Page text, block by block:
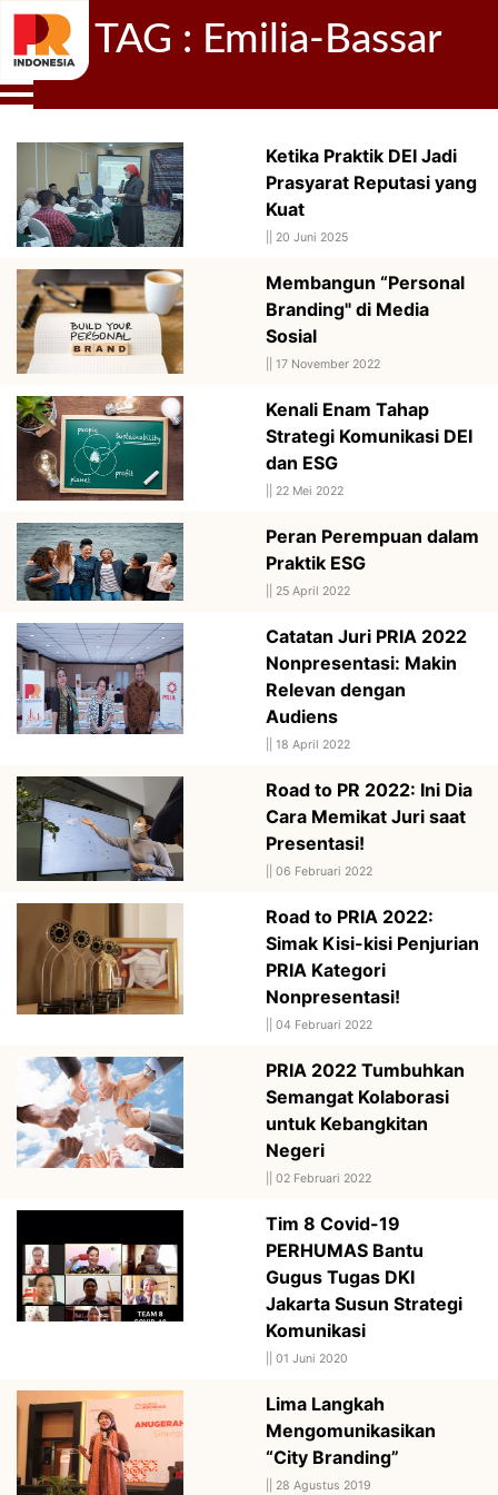
TAG : Emilia-Bassar
Ketika Praktik DEI Jadi
Prasyarat Reputasi yang
Kuat
20 Juni 2025
Membangun “Personal
Branding" di Media
Sosial
17 November 2022
Kenali Enam Tahap
Strategi Komunikasi DEI
dan ESG
22 Mei 2022
Peran Perempuan dalam
Praktik ESG
25 April 2022
Catatan Juri PRIA 2022
Nonpresentasi: Makin
Relevan dengan
Audiens
18 April 2022
Road to PR 2022: Ini Dia
Cara Memikat Juri saat
Presentasi!
06 Februari 2022
Road to PRIA 2022:
Simak Kisi-kisi Penjurian
PRIA Kategori
Nonpresentasi!
04 Februari 2022
PRIA 2022 Tumbuhkan
Semangat Kolaborasi
untuk Kebangkitan
Negeri
02 Februari 2022
Tim 8 Covid-19
PERHUMAS Bantu
Gugus Tugas DKI
Jakarta Susun Strategi
Komunikasi
01 Juni 2020
Lima Langkah
Mengomunikasikan
“City Branding”
28 Agustus 2019